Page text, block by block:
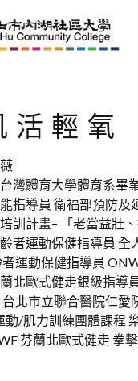
活輕氧
灣體育大學體育系畢
指導員 衛福部預防及
訓計畫– 「老當益壯
者運動保健指導員 全
運動保健指導員
北歐式健走銀級指導
北市立聯合醫院仁愛
動/肌力訓練團體課程
芬蘭北歐式健走 拳